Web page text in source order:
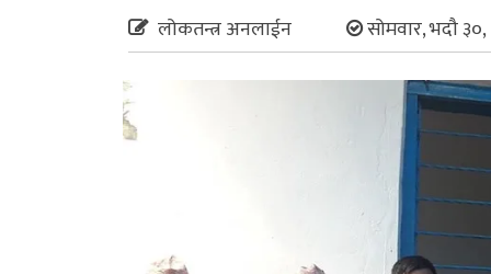
लोकतन्त्र अनलाईन सोमवार, भदौ